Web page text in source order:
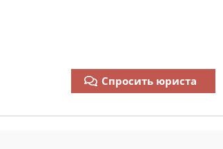
Спросить юриста